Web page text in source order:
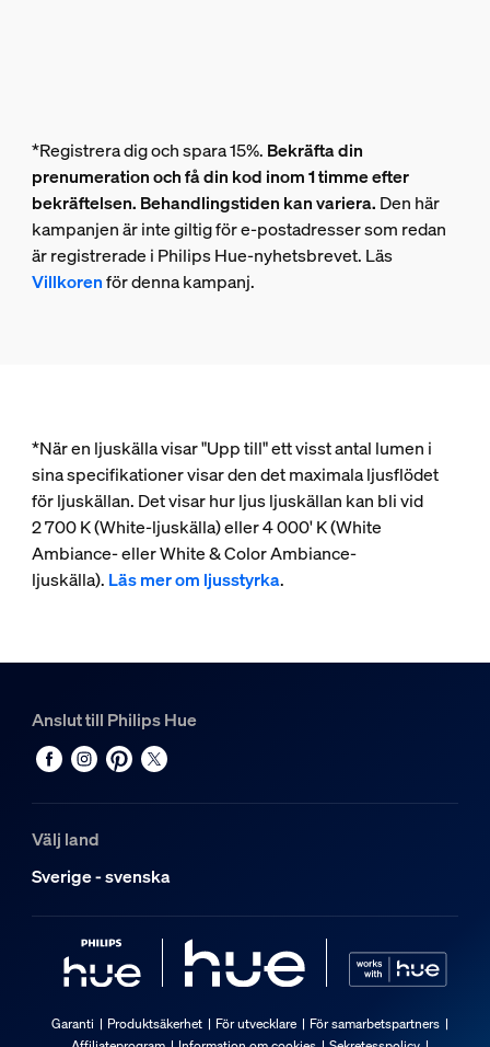
*Registrera dig och spara 15%. Bekräfta din
prenumeration och få din kod inom 1 timme efter
bekräftelsen. Behandlingstiden kan variera. Den här
kampanjen är inte giltig för e-postadresser som redan
är registrerade i Philips Hue-nyhetsbrevet. Läs
Villkorenför denna kampanj.
*När en ljuskälla visar "Upp till" ett visst antal lumen i
sina specifikationer visar den det maximala ljusflödet
för ljuskällan. Det visar hur ljus ljuskällan kan bli vid
2 700 K (White-ljuskälla) eller 4 000' K (White
Ambiance- eller White & Color Ambiance-
ljuskälla). Läs mer om ljusstyrka.
Anslut till Philips Hue
Välj land
Sverige - svenska
Garanti Produktsäkerhet För utvecklare
För samarbetspartners